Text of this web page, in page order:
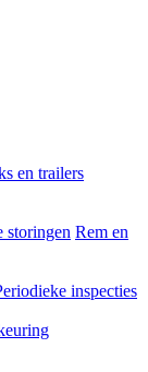
en trailers
storingen Rem en
inspecties